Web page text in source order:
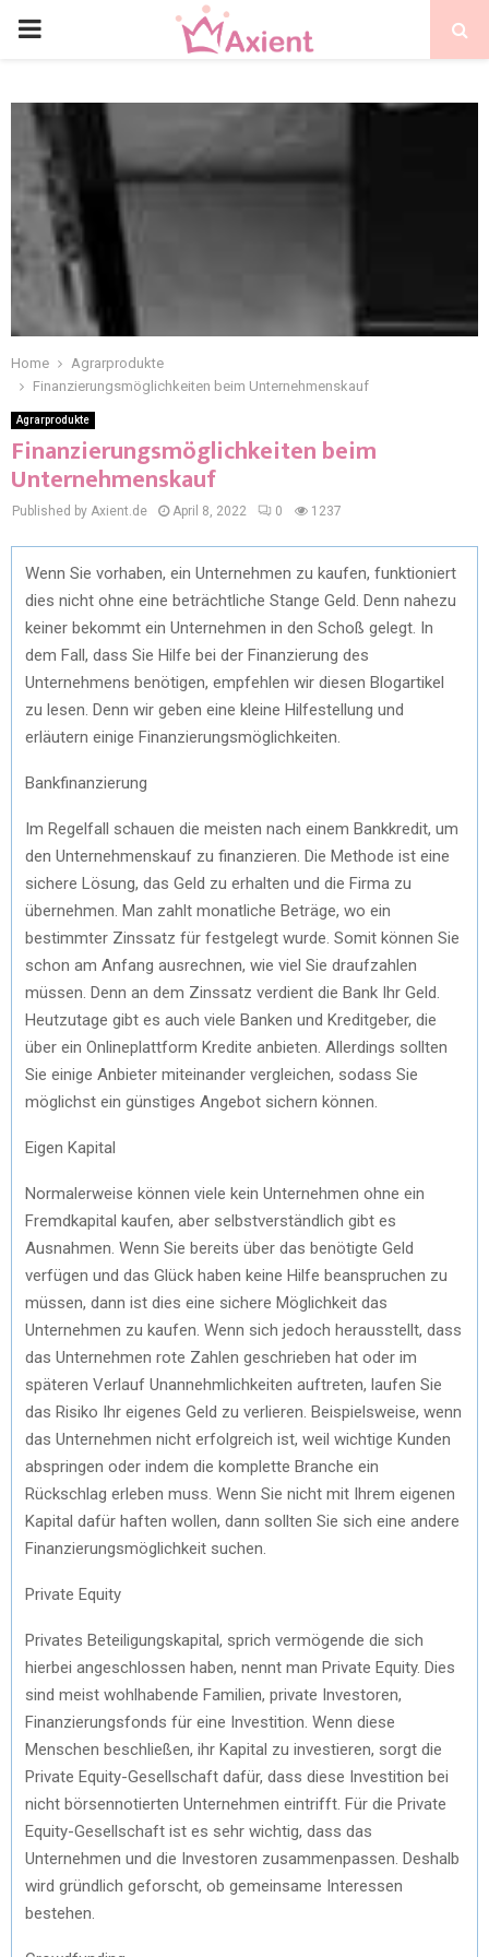
Home
Agrarprodukte
Finanzierungsmöglichkeiten beim Unternehmenskauf
Agrarprodukte
Finanzierungsmöglichkeiten beim
Unternehmenskauf
Published by Axient.de April 8, 2022 0 1237
Wenn Sie vorhaben, ein Unternehmen zu kaufen, funktioniert
dies nicht ohne eine beträchtliche Stange Geld. Denn nahezu
keiner bekommt ein Unternehmen in den Schoß gelegt. In
dem Fall, dass Sie Hilfe bei der Finanzierung des
Unternehmens benötigen, empfehlen wir diesen Blogartikel
zu lesen. Denn wir geben eine kleine Hilfestellung und
erläutern einige Finanzierungsmöglichkeiten.
Bankfinanzierung
Im Regelfall schauen die meisten nach einem Bankkredit, um
den Unternehmenskauf zu finanzieren. Die Methode ist eine
sichere Lösung, das Geld zu erhalten und die Firma zu
übernehmen. Man zahlt monatliche Beträge, wo ein
bestimmter Zinssatz für festgelegt wurde. Somit können Sie
schon am Anfang ausrechnen, wie viel Sie draufzahlen
müssen. Denn an dem Zinssatz verdient die Bank Ihr Geld.
Heutzutage gibt es auch viele Banken und Kreditgeber, die
über ein Onlineplattform Kredite anbieten. Allerdings sollten
Sie einige Anbieter miteinander vergleichen, sodass Sie
möglichst ein günstiges Angebot sichern können.
Eigen Kapital
Normalerweise können viele kein Unternehmen ohne ein
Fremdkapital kaufen, aber selbstverständlich gibt es
Ausnahmen. Wenn Sie bereits über das benötigte Geld
verfügen und das Glück haben keine Hilfe beanspruchen zu
müssen, dann ist dies eine sichere Möglichkeit das
Unternehmen zu kaufen. Wenn sich jedoch herausstellt, dass
das Unternehmen rote Zahlen geschrieben hat oder im
späteren Verlauf Unannehmlichkeiten auftreten, laufen Sie
das Risiko Ihr eigenes Geld zu verlieren. Beispielsweise, wenn
das Unternehmen nicht erfolgreich ist, weil wichtige Kunden
abspringen oder indem die komplette Branche ein
Rückschlag erleben muss. Wenn Sie nicht mit Ihrem eigenen
Kapital dafür haften wollen, dann sollten Sie sich eine andere
Finanzierungsmöglichkeit suchen.
Private Equity
Privates Beteiligungskapital, sprich vermögende die sich
hierbei angeschlossen haben, nennt man Private Equity. Dies
sind meist wohlhabende Familien, private Investoren,
Finanzierungsfonds für eine Investition. Wenn diese
Menschen beschließen, ihr Kapital zu investieren, sorgt die
Private Equity-Gesellschaft dafür, dass diese Investition bei
nicht börsennotierten Unternehmen eintrifft. Für die Private
Equity-Gesellschaft ist es sehr wichtig, dass das
Unternehmen und die Investoren zusammenpassen. Deshalb
wird gründlich geforscht, ob gemeinsame Interessen
bestehen.